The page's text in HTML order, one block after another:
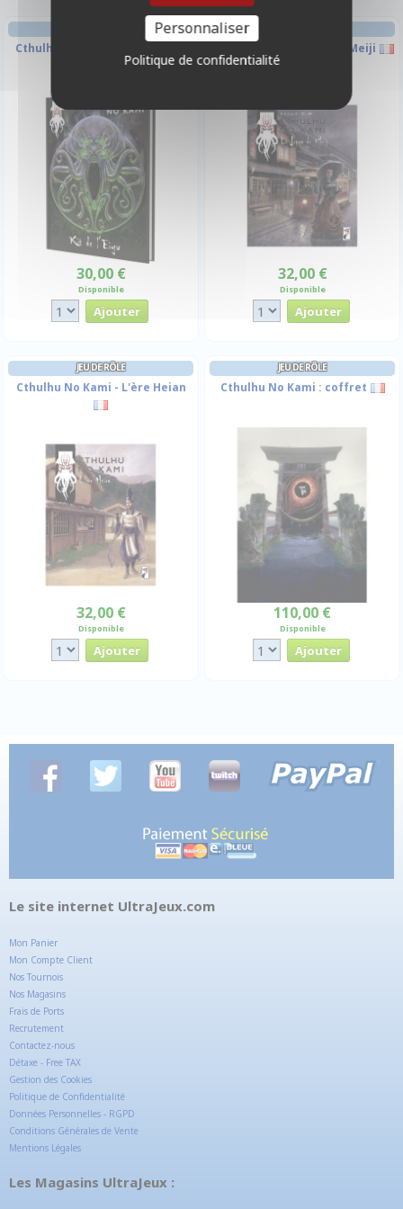
Cthulhu No Kami - Kit de l'Eiyu
30,00 €
Disponible
Cthulhu No Kami - L'ère Meiji
32,00 €
Disponible
JEU DE RÔLE
Cthulhu No Kami - L'ère Heian
32,00 €
Disponible
JEU DE RÔLE
Cthulhu No Kami : coffret
110,00 €
Disponible
Le site internet UltraJeux.com
Mon Panier
Mon Compte Client
Nos Tournois
Nos Magasins
Frais de Ports
Recrutement
Contactez-nous
Détaxe - Free TAX
Gestion des Cookies
Politique de Confidentialité
Données Personnelles - RGPD
Conditions Générales de Vente
Mentions Légales
Les Magasins UltraJeux :
Personnaliser
Politique de confidentialité